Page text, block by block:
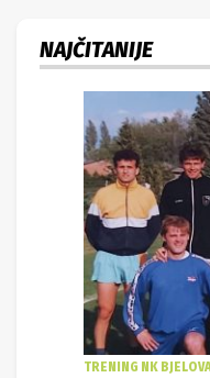
NAJČITANIJE
TRENING NK